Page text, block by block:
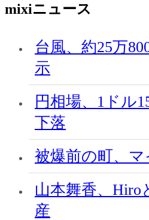
mixiニュース
台風、約25万
示
円相場、1ドル
下落
被爆前の町、
山本舞香、Hiro
産